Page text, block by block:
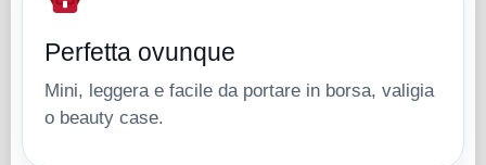
Perfetta ovunque
Mini, leggera e facile da portare in borsa, valigia
o beauty case.